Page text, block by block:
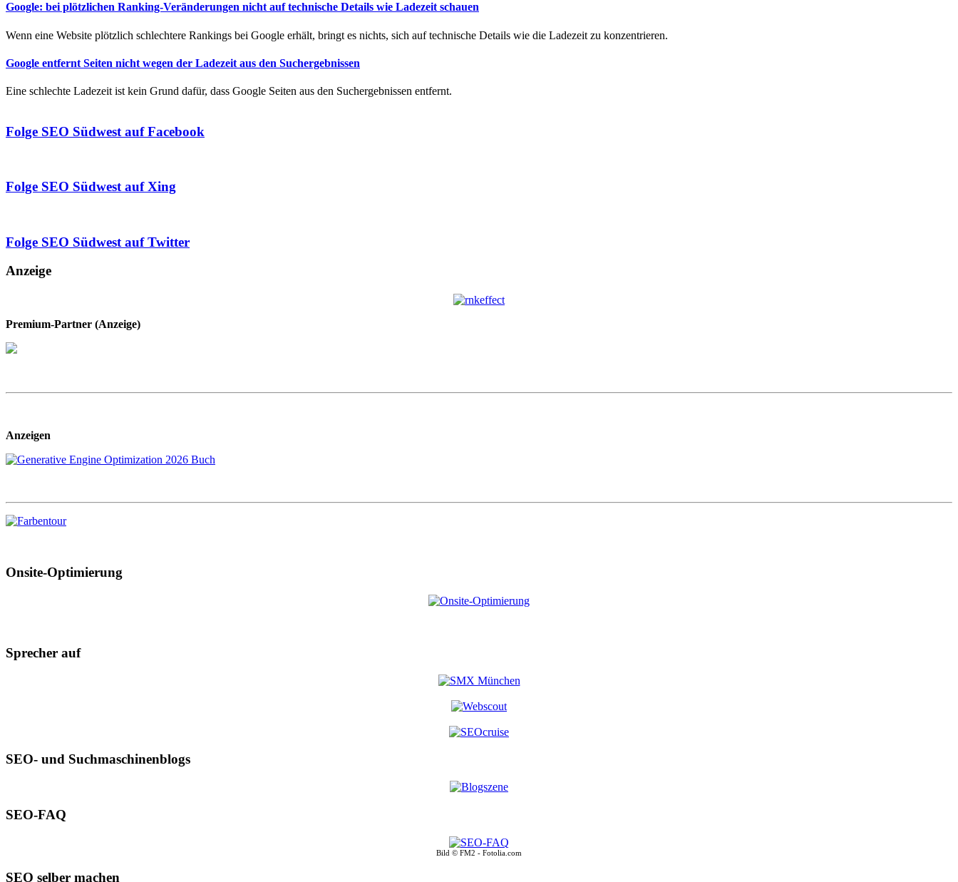
Google: bei plötzlichen Ranking-Veränderungen nicht auf technische Details wie Ladezeit schauen
Wenn eine Website plötzlich schlechtere Rankings bei Google erhält, bringt es nichts, sich auf technische Details wie die Ladezeit zu konzentrieren.
Google entfernt Seiten nicht wegen der Ladezeit aus den Suchergebnissen
Eine schlechte Ladezeit ist kein Grund dafür, dass Google Seiten aus den Suchergebnissen entfernt.
Folge SEO Südwest auf Facebook
Folge SEO Südwest auf Xing
Folge SEO Südwest auf Twitter
Anzeige
Premium-Partner (Anzeige)
Anzeigen
Onsite-Optimierung
Sprecher auf
SEO- und Suchmaschinenblogs
SEO-FAQ
Bild © FM2 - Fotolia.com
SEO selber machen